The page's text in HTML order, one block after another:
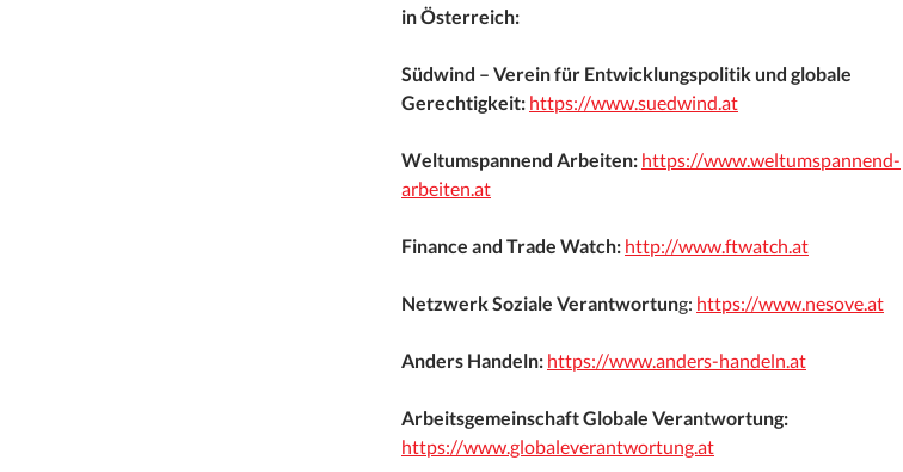
in Österreich:
Südwind – Verein für Entwicklungspolitik und globale
Gerechtigkeit: https://www.suedwind.at
Weltumspannend Arbeiten: https://www.weltumspannend-
arbeiten.at
Finance and Trade Watch: http://www.ftwatch.at
Netzwerk Soziale Verantwortung: https://www.nesove.at
Anders Handeln: https://www.anders-handeln.at
Arbeitsgemeinschaft Globale Verantwortung:
https://www.globaleverantwortung.at